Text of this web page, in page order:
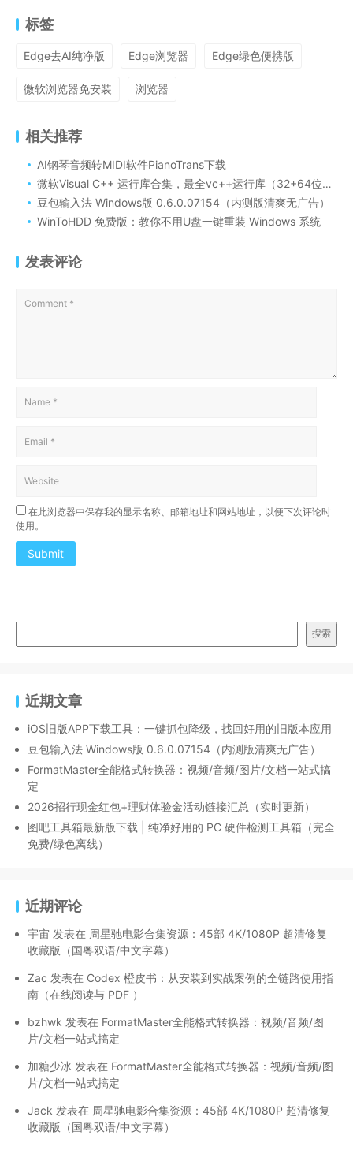
标签
Edge去AI纯净版 Edge浏览器 Edge绿色便携版
微软浏览器免安装 浏览器
相关推荐
AI钢琴音频转MIDI软件PianoTrans下载
微软Visual C++ 运行库合集，最全vc++运行库（32+64位），解决软件/游戏打不开
豆包输入法 Windows版 0.6.0.07154（内测版清爽无广告）
WinToHDD 免费版：教你不用U盘一键重装 Windows 系统
发表评论
在此浏览器中保存我的显示名称、邮箱地址和网站地址，以便下次评论时
使用。
Submit
搜索
近期文章
iOS旧版APP下载工具：一键抓包降级，找回好用的旧版本应用
豆包输入法 Windows版 0.6.0.07154（内测版清爽无广告）
FormatMaster全能格式转换器：视频/音频/图片/文档一站式搞
定
2026招行现金红包+理财体验金活动链接汇总（实时更新）
图吧工具箱最新版下载 | 纯净好用的 PC 硬件检测工具箱（完全
免费/绿色离线）
近期评论
宇宙 发表在 周星驰电影合集资源：45部 4K/1080P 超清修复
收藏版（国粤双语/中文字幕）
Zac 发表在 Codex 橙皮书：从安装到实战案例的全链路使用指
南（在线阅读与 PDF ）
bzhwk 发表在 FormatMaster全能格式转换器：视频/音频/图
片/文档一站式搞定
加糖少冰 发表在 FormatMaster全能格式转换器：视频/音频/图
片/文档一站式搞定
Jack 发表在 周星驰电影合集资源：45部 4K/1080P 超清修复
收藏版（国粤双语/中文字幕）